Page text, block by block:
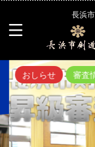
長浜
おしらせ 審査情